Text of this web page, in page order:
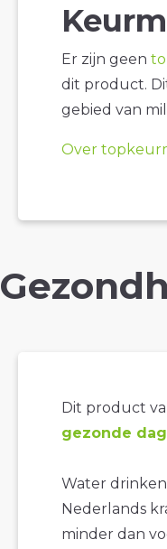
Er zijn geen
dit product.
gebied van
Over
Dit product
gezonde
Water
Nederlands
minder dan